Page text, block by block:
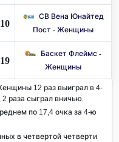
10
СВ Вена Юнайтед
Пост - Женщины
19
Баскет Флеймс -
Женщины
12 раз выиграл в 4-
2 раза сыграл вничью.
по 17,4 очка за 4-ю
в четвертой четверти